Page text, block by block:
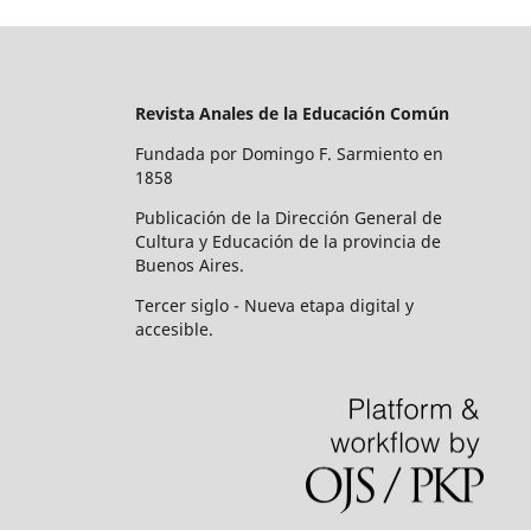
Revista Anales de la Educación Común
Fundada por Domingo F. Sarmiento en
1858
Publicación de la Dirección General de
Cultura y Educación de la provincia de
Buenos Aires.
Tercer siglo - Nueva etapa digital y
accesible.